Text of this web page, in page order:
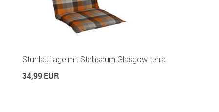
Stuhlauflage mit Stehsaum Glasgow terra
34,99 EUR